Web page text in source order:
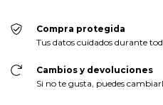
Compra protegida
Tus datos cuidados durante
Cambios y devoluciones
Si no te gusta, puedes